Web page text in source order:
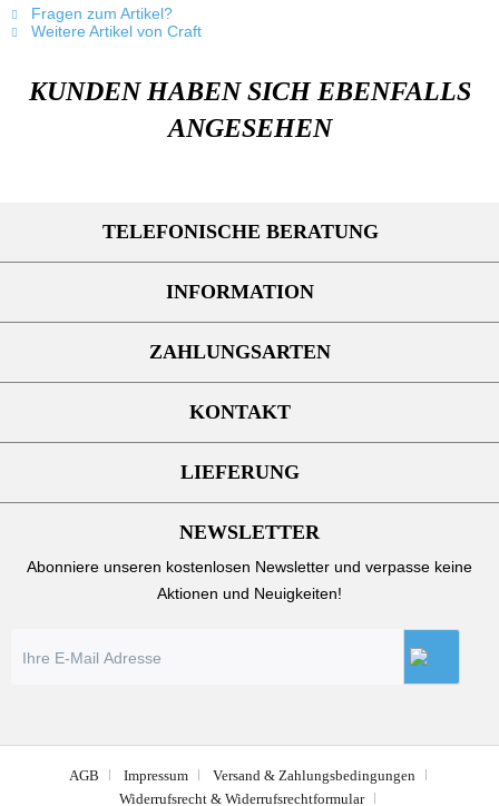
Fragen zum Artikel?
Weitere Artikel von Craft
KUNDEN HABEN SICH EBENFALLS
ANGESEHEN
TELEFONISCHE BERATUNG
INFORMATION
ZAHLUNGSARTEN
KONTAKT
LIEFERUNG
NEWSLETTER
Abonniere unseren kostenlosen Newsletter und verpasse keine
Aktionen und Neuigkeiten!
AGB Impressum
Versand & Zahlungsbedingungen
Widerrufsrecht & Widerrufsrechtformular